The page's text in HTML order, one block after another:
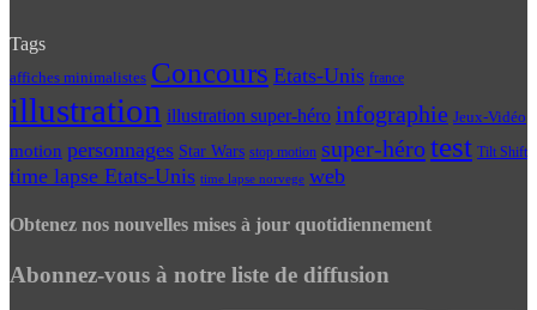
Tags
affiches minimalistes Concours Etats-Unis france
illustration illustration super-héro infographie Jeux-Vidéo
motion personnages Star Wars stop motion super-hérotest Tilt Shift
time lapse Etats-Unis time lapse norvege web
Obtenez nos nouvelles mises à jour quotidiennement
Abonnez-vous à notre liste de diffusion